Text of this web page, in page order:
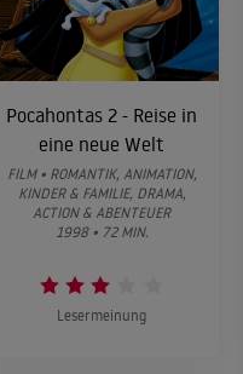
Pocahontas 2 - Reise in
eine neue Welt
FILM • ROMANTIK, ANIMATION,
KINDER & FAMILIE, DRAMA,
ACTION & ABENTEUER
1998 • 72 MIN.
Lesermeinung